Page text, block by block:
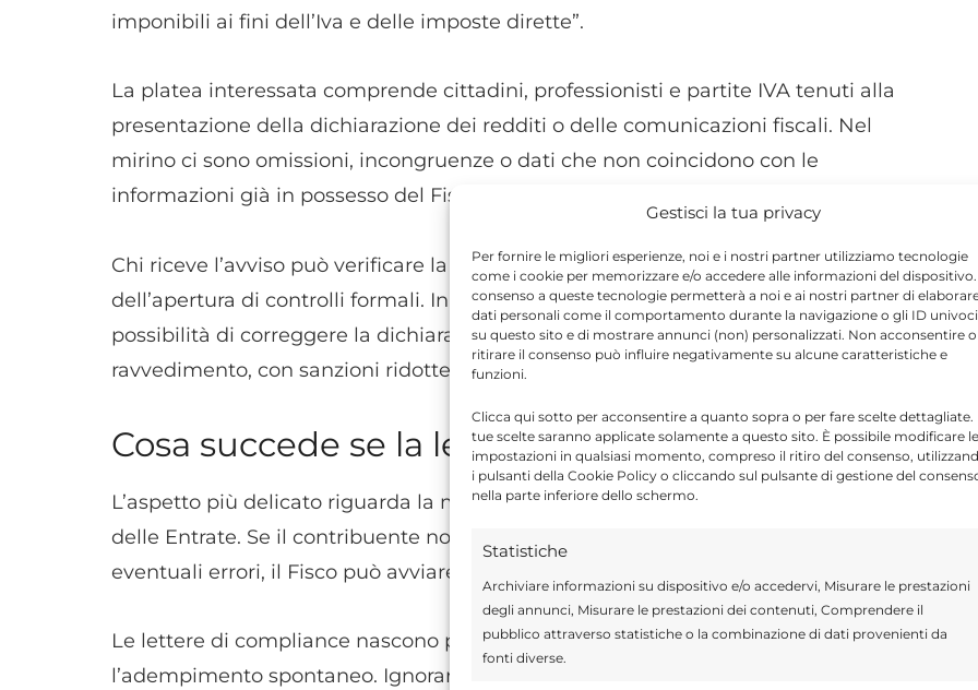
Gestisci la tua privacy
Per fornire le migliori esperienze, noi e i nostri partner utilizziamo tecnologie
come i cookie per memorizzare e/o accedere alle informazioni del
consenso a queste tecnologie permetterà a noi e ai nostri partner di
dati personali come il comportamento durante la navigazione o gli ID univoci
su questo sito e di mostrare annunci (non) personalizzati. Non acconsentire o
ritirare il consenso può influire negativamente su alcune caratteristiche e
funzioni.
Clicca qui sotto per acconsentire a quanto sopra o per fare scelte dettagliate.
tue scelte saranno applicate solamente a questo sito. È possibile modificare le
impostazioni in qualsiasi momento, compreso il ritiro del consenso,
i pulsanti della Cookie Policy o cliccando sul pulsante di gestione del
nella parte inferiore dello schermo.
Statistiche
Archiviare informazioni su dispositivo e/o accedervi, Misurare le prestazioni
degli annunci, Misurare le prestazioni dei contenuti, Comprendere il
pubblico attraverso statistiche o la combinazione di dati provenienti da
fonti diverse.
imponibili ai fini dell’Iva e delle imposte dirette”.
La platea interessata comprende cittadini, professionisti e partite IVA tenuti alla
presentazione della dichiarazione dei redditi o delle comunicazioni fiscali. Nel
mirino ci sono omissioni, incongruenze o dati che non coincidono con le
informazioni già in possesso del Fisco.
Chi riceve l’avviso può verificare la propria posizione e intervenire prima
dell’apertura di controlli formali. In caso di errore effettivo, il contribuente ha la
possibilità di correggere la dichiarazione attraverso gli strumenti previsti dal
ravvedimento, con sanzioni ridotte rispetto a quelle ordinarie.
Cosa succede se la lettera viene ignorata
L’aspetto più delicato riguarda la mancata risposta alle comunicazioni dell’Agenzia
delle Entrate. Se il contribuente non chiarisce la propria posizione e non corregge
eventuali errori, il Fisco può avviare verifiche più approfondite.
Le lettere di compliance nascono proprio per ridurre il contenzioso e incentivare
l’adempimento spontaneo. Ignorare l’avviso può invece far scattare accertamenti